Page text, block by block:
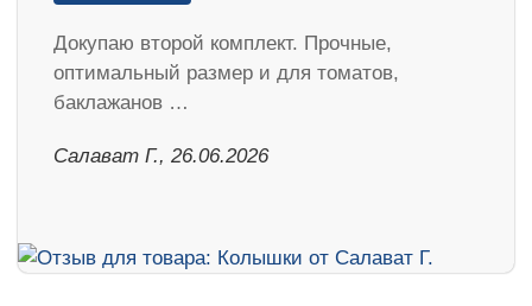
Докупаю второй комплект. Прочные,
оптимальный размер и для томатов,
баклажанов …
Салават Г., 26.06.2026